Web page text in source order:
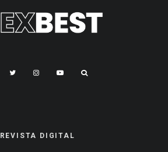
REVISTA DIGITAL